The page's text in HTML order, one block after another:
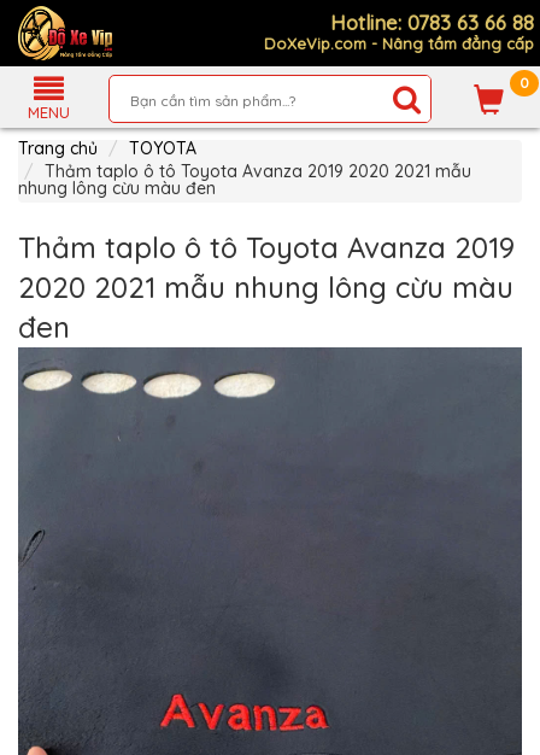
Hotline: 0783 63 66 88
DoXeVip.com - Nâng tầm đẳng cấp
MENU
0
Giới
Thiệu
Sản
Phẩm
Dẫn
Mua
Sách
Thanh
Toán
MUA
NHẤT
HONDA
Trang chủ
TOYOTA
Thảm taplo ô tô Toyota Avanza 2019 2020 2021 mẫu
nhung lông cừu màu đen
Thảm taplo ô tô Toyota Avanza 2019
2020 2021 mẫu nhung lông cừu màu
đen